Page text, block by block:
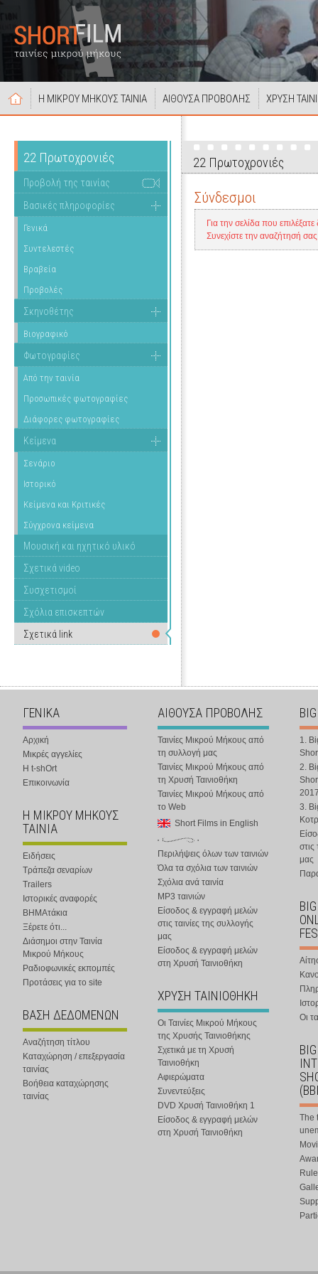
Η ΜΙΚΡΟΥ ΜΗΚΟΥΣ ΤΑΙΝΙΑ ΑΙΘΟΥΣΑ ΠΡΟΒΟΛΗΣ ΧΡΥΣΗ
22 Πρωτοχρονιές
Προβολή της ταινίας
Βασικές πληροφορίες
Γενικά
Συντελεστές
Βραβεία
Προβολές
Σκηνοθέτης
Βιογραφικό
Φωτογραφίες
Από την ταινία
Προσωπικές φωτογραφίες
Διάφορες φωτογραφίες
Κείμενα
Σενάριο
Ιστορικό
Κείμενα και Κριτικές
Σύγχρονα κείμενα
Μουσική και ηχητικό υλικό
Σχετικά video
Συσχετισμοί
Σχόλια επισκεπτών
Σχετικά link
22 Πρωτοχρονιές
Σύνδεσμοι
Για την σελίδα που
Συνεχίστε την αναζήτησή
ΓΕΝΙΚΑ
Αρχική
Μικρές αγγελίες
Η t-shOrt
Επικοινωνία
Η ΜΙΚΡΟΥ ΜΗΚΟΥΣ
ΤΑΙΝΙΑ
Ειδήσεις
Τράπεζα σεναρίων
Trailers
Ιστορικές αναφορές
ΒΗΜΑτάκια
Ξέρετε ότι...
Διάσημοι στην Ταινία
Μικρού Μήκους
Ραδιοφωνικές εκπομπές
Προτάσεις για το site
ΒΑΣΗ ΔΕΔΟΜΕΝΩΝ
Αναζήτηση τίτλου
Καταχώρηση / επεξεργασία
ταινίας
Βοήθεια καταχώρησης
ταινίας
ΑΙΘΟΥΣΑ ΠΡΟΒΟΛΗΣ
Ταινίες Μικρού Μήκους από
τη συλλογή μας
Ταινίες Μικρού Μήκους από
τη Χρυσή Ταινιοθήκη
Ταινίες Μικρού Μήκους από
το Web
Short Films in English
Περιλήψεις όλων των ταινιών
Όλα τα σχόλια των ταινιών
Σχόλια ανά ταινία
MP3 ταινιών
Είσοδος & εγγραφή μελών
στις ταινίες της συλλογής
μας
Είσοδος & εγγραφή μελών
στη Χρυσή Ταινιοθήκη
ΧΡΥΣΗ ΤΑΙΝΙΟΘΗΚΗ
Οι Ταινίες Μικρού Μήκους
της Χρυσής Ταινιοθήκης
Σχετικά με τη Χρυσή
Ταινιοθήκη
Αφιερώματα
Συνεντεύξεις
DVD Χρυσή Ταινιοθήκη 1
Είσοδος & εγγραφή μελών
στη Χρυσή Ταινιοθήκη
1.
2.
3.
στις
μας
Οι
The